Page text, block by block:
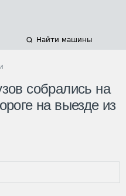
Найти машины
собрались на
на выезде из